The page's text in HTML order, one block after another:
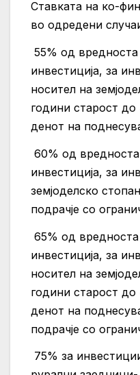
Ставката на ко-
во одредени
55% од
инвестиција, за
носител на
години старост
денот на
60% од
инвестиција, за
земјоделско
подрачје со
65% од
инвестиција, за
носител на
години старост
денот на
подрачје со
75% за